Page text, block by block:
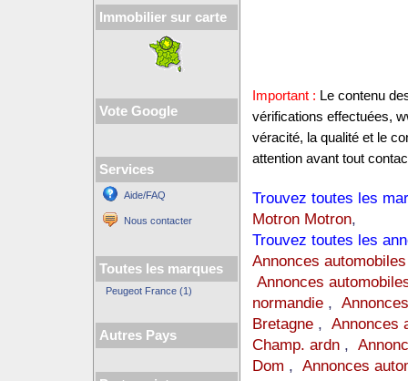
Immobilier sur carte
Vote Google
Services
Aide/FAQ
Nous contacter
Toutes les marques
Peugeot France (1)
Autres Pays
Important : Le contenu
vérifications effectuées,
véracité, la qualité et le
attention avant tout
Trouvez toutes les
Motron Motron,
Trouvez toutes les
Annonces
Annonces
normandie,
Bretagne, Annonces
Champ. ardn,
Dom , Annonces